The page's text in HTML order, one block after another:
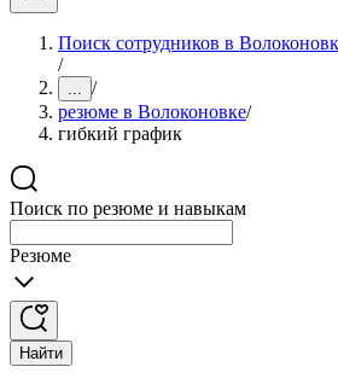
Поиск сотрудников в
/
... /
резюме в Волоконовке/
гибкий график
Поиск по резюме и навыкам
Резюме
Найти